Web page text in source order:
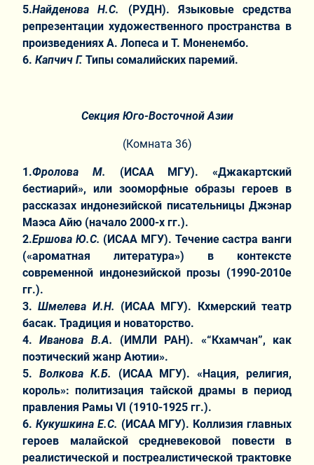
5.Найденова Н.С.
(РУДН). Языковые средства
репрезентации художественного пространства в
произведениях А. Лопеса и Т. Моненембо.
6. Капчич Г. Типы сомалийских паремий.
Секция Юго-Восточной Азии
(Комната 36)
1.Фролова М. (ИСАА МГУ). «Джакартский
бестиарий», или зооморфные образы героев в
рассказах индонезийской писательницы Джэнар
Маэса Айю (начало 2000-х гг.).
2.Ершова Ю.С. (ИСАА МГУ). Течение састра ванги
(«ароматная литература») в контексте
современной индонезийской прозы (1990-2010е
гг.).
3.Шмелева И.Н. (ИСАА МГУ). Кхмерский театр
басак. Традиция и новаторство.
4.Иванова В.А. (ИМЛИ РАН). «“Кхамчан”, как
поэтический жанр Аютии».
5. Волкова К.Б. (ИСАА МГУ). «Нация, религия,
король»: политизация тайской драмы в период
правления Рамы VI (1910-1925 гг.).
6. Кукушкина Е.С. (ИСАА МГУ). Коллизия главных
героев малайской средневековой повести в
реалистической и постреалистической трактовке